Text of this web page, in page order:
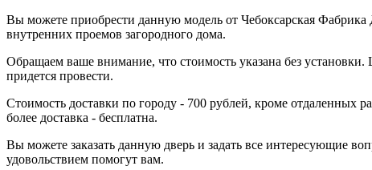
Вы можете приобрести данную модель от Чебоксарская Фабрика
внутренних проемов загородного дома.
Обращаем ваше внимание, что стоимость указана без
придется провести.
Стоимость доставки по городу - 700 рублей, кроме отдаленных
более доставка - бесплатна.
Вы можете заказать данную дверь и задать все интересующие
удовольствием помогут вам.